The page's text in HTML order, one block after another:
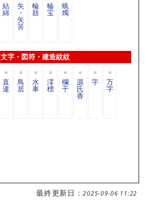
結
綿
矢
・
矢
筈
輪
鼓
輪
宝
蝋
燭
文字・図符・建造紋紋
直
違
鳥
居
水
車
澪
標
欄
干
源
氏
香
字 万
字
最終更新日：2025-09-06 11:22